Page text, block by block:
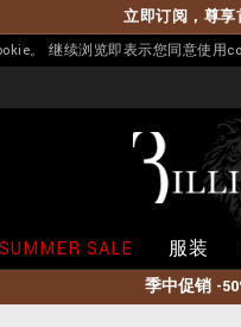
立即订阅，尊享
。 继续浏览即表示您同意使用
SUMMER SALE 服装
季中促销 -